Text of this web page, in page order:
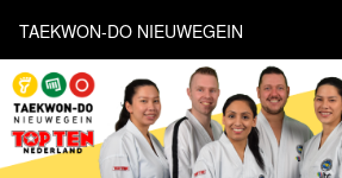
TAEKWON-DO NIEUWEGEIN
HOME
NIEUWS
AGENDA